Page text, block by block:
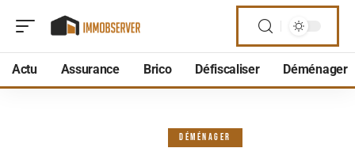
Actu Assurance Brico Défiscaliser Déménager
DÉMÉNAGER